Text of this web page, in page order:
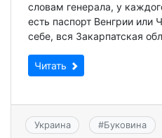
словам генерала, у
есть паспорт Венгрии или
себе, вся Закарпатская
Читать
Украина #Буковина